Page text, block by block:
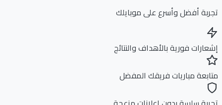
أفضل وأسرع على موبايلك
فورية بالأهداف والنتائج
مباريات فريقك المفضل